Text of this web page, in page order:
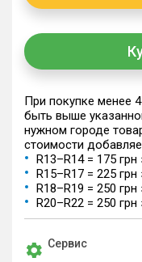
При покупке менее
быть выше
нужном городе
стоимости
R13–R14 = 175
R15–R17 = 225
R18–R19 = 250
R20–R22 = 250
Сервис